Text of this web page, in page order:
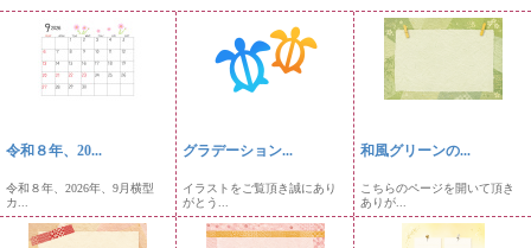
令和８年、20...
令和８年、2026年、9月横型
カ...
グラデーション...
イラストをご覧頂き誠にあり
がとう...
和風グリーンの...
こちらのページを開いて頂き
ありが...